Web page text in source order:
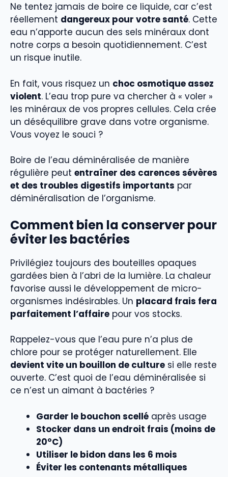
Ne tentez jamais de boire ce liquide, car c’est
réellement dangereux pour votre santé. Cette
eau n’apporte aucun des sels minéraux dont
notre corps a besoin quotidiennement. C’est
un risque inutile.
En fait, vous risquez un choc osmotique assez
violent. L’eau trop pure va chercher à « voler »
les minéraux de vos propres cellules. Cela crée
un déséquilibre grave dans votre organisme.
Vous voyez le souci ?
Boire de l’eau déminéralisée de manière
régulière peut entraîner des carences sévères
et des troubles digestifs importants par
déminéralisation de l’organisme.
Comment bien la conserver pour
éviter les bactéries
Privilégiez toujours des bouteilles opaques
gardées bien à l’abri de la lumière. La chaleur
favorise aussi le développement de micro-
organismes indésirables. Un placard frais fera
parfaitement l’affaire pour vos stocks.
Rappelez-vous que l’eau pure n’a plus de
chlore pour se protéger naturellement. Elle
devient vite un bouillon de culture si elle reste
ouverte. C’est quoi de l’eau déminéralisée si
ce n’est un aimant à bactéries ?
Garder le bouchon scellé après usage
Stocker dans un endroit frais (moins de
20°C)
Utiliser le bidon dans les 6 mois
Éviter les contenants métalliques